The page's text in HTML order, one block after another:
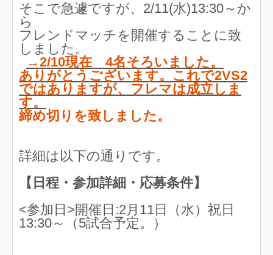
そこで急遽ですが、2/11(水)13:30～か
ら
フレンドマッチを開催することに致
しました。
→2/10現在 4名そろいました。
ありがとうございます。これで2VS2
ではありますが、フレマは成立しま
す。
締め切りを致しました。
詳細は以下の通りです。
【日程・参加詳細・応募条件】
<参加日>開催日:2月11日（水）祝日
13:30～（5試合予定。）